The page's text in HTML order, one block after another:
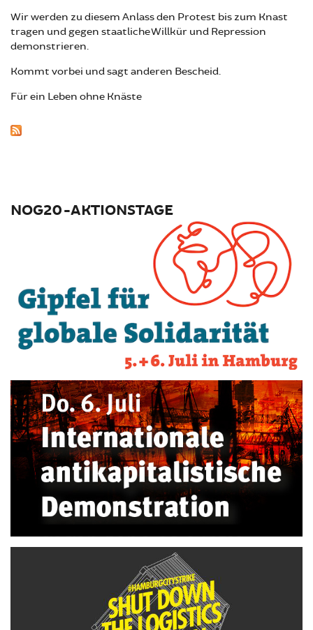
Wir werden zu diesem Anlass den Protest bis zum Knast
tragen und gegen staatliche Willkür und Repression
demonstrieren.
Kommt vorbei und sagt anderen Bescheid.
Für ein Leben ohne Knäste
NOG20-AKTIONSTAGE